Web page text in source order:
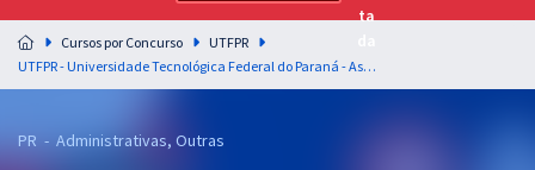
Preparação completa e intensiva para as principais
residências em saúde do Brasil
Cursos por Concurso
UTFPR
UTFPR - Universidade Tecnológica Federal do Paraná - Assistente em Administração
PR - Administrativas, Outras